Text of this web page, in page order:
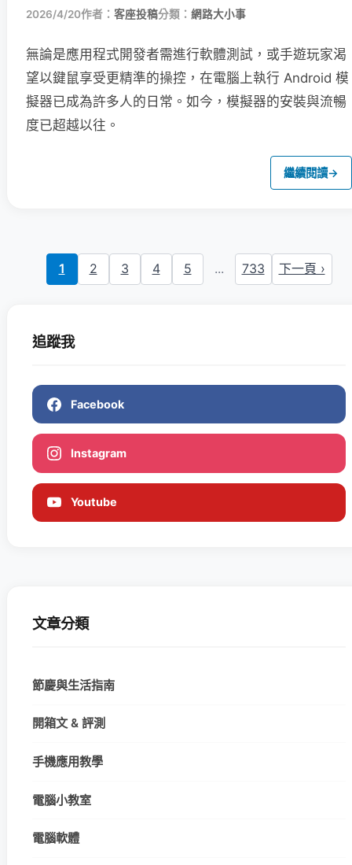
2026/4/20作者： 客座投稿分類： 網路大小事
無論是應用程式開發者需進行軟體測試，或手遊玩家渴
望以鍵鼠享受更精準的操控，在電腦上執行 Android 模
擬器已成為許多人的日常。如今，模擬器的安裝與流暢
度已超越以往。
繼續閱讀→
1 2 3 4 5 ... 733 下一頁 ›
追蹤我
Facebook
Instagram
Youtube
文章分類
節慶與生活指南
開箱文 & 評測
手機應用教學
電腦小教室
電腦軟體